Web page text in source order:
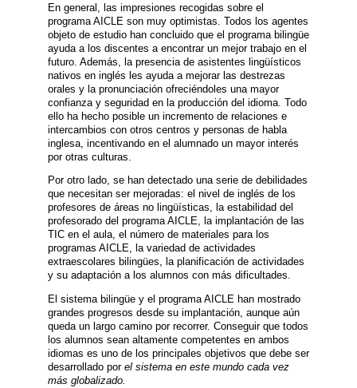
En general, las impresiones recogidas sobre el
programa AICLE son muy optimistas. Todos los agentes
objeto de estudio han concluido que el programa bilingüe
ayuda a los discentes a encontrar un mejor trabajo en el
futuro. Además, la presencia de asistentes lingüísticos
nativos en inglés les ayuda a mejorar las destrezas
orales y la pronunciación ofreciéndoles una mayor
confianza y seguridad en la producción del idioma. Todo
ello ha hecho posible un incremento de relaciones e
intercambios con otros centros y personas de habla
inglesa, incentivando en el alumnado un mayor interés
por otras culturas.
Por otro lado, se han detectado una serie de debilidades
que necesitan ser mejoradas: el nivel de inglés de los
profesores de áreas no lingüísticas, la estabilidad del
profesorado del programa AICLE, la implantación de las
TIC en el aula, el número de materiales para los
programas AICLE, la variedad de actividades
extraescolares bilingües, la planificación de actividades
y su adaptación a los alumnos con más dificultades.
El sistema bilingüe y el programa AICLE han mostrado
grandes progresos desde su implantación, aunque aún
queda un largo camino por recorrer. Conseguir que todos
los alumnos sean altamente competentes en ambos
idiomas es uno de los principales objetivos que debe ser
desarrollado por el sistema en este mundo cada vez
más globalizado.